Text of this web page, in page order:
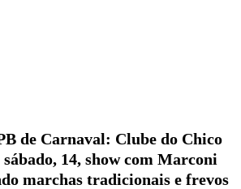
de Carnaval: Clube do Chico
sábado, 14, show com Marconi
marchas tradicionais e frevos